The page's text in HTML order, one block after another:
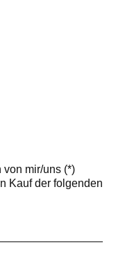
von mir/uns (*)
Kauf der folgenden